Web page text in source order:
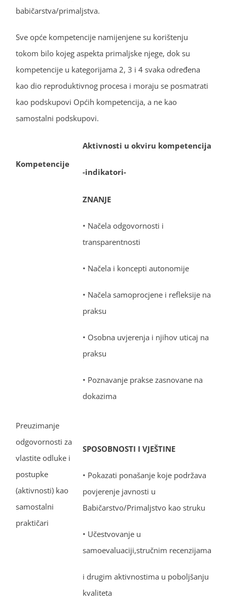
babičarstva/primaljstva.
Sve opće kompetencije namijenjene su korištenju
tokom bilo kojeg aspekta primaljske njege, dok su
kompetencije u kategorijama 2, 3 i 4 svaka određena
kao dio reproduktivnog procesa i moraju se posmatrati
kao podskupovi Općih kompetencija, a ne kao
samostalni podskupovi.
Kompetencije
Aktivnosti u okviru kompetencija
-indikatori-
Preuzimanje
odgovornosti za
vlastite odluke i
postupke
(aktivnosti) kao
samostalni
praktičari
ZNANJE
• Načela odgovornosti i
transparentnosti
• Načela i koncepti autonomije
• Načela samoprocjene i refleksije na
praksu
• Osobna uvjerenja i njihov uticaj na
praksu
• Poznavanje prakse zasnovane na
dokazima
SPOSOBNOSTI I VJEŠTINE
• Pokazati ponašanje koje podržava
povjerenje javnosti u
Babičarstvo/Primaljstvo kao struku
• Učestvovanje u
samoevaluaciji,stručnim recenzijama
i drugim aktivnostima u poboljšanju
kvaliteta